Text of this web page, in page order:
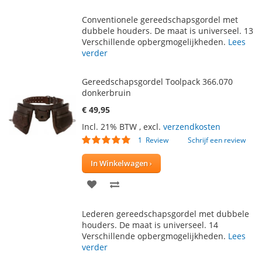
AAN
VERLANGLIJST
TE
VERGELIJKEN
Conventionele gereedschapsgordel met
dubbele houders. De maat is universeel. 13
Verschillende opbergmogelijkheden. Lees
verder
Gereedschapsgordel Toolpack 366.070
donkerbruin
€ 49,95
Incl. 21% BTW , excl. verzendkosten
Waardering:
1 Review Schrijf een review
In Winkelwagen
VOEG
AAN
VERLANGLIJST
TE
VERGELIJKEN
Lederen gereedschapsgordel met dubbele
houders. De maat is universeel. 14
Verschillende opbergmogelijkheden. Lees
verder